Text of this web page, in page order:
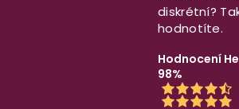
diskrétní?
hodnotíte.
Hodnocení
98%